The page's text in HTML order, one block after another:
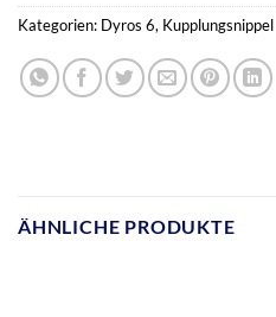
Kategorien: Dyros 6, Kupplungsnippel
ÄHNLICHE PRODUKTE